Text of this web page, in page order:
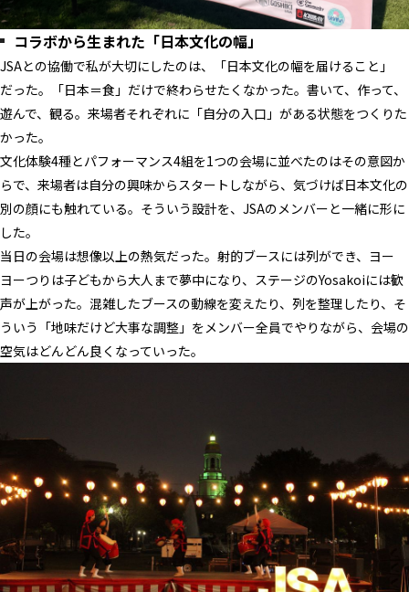
コラボから生まれた「日本文化の幅」
JSAとの協働で私が大切にしたのは、「日本文化の幅を届けること」
だった。「日本＝食」だけで終わらせたくなかった。書いて、作って、
遊んで、観る。来場者それぞれに「自分の入口」がある状態をつくりた
かった。
文化体験4種とパフォーマンス4組を1つの会場に並べたのはその意図か
らで、来場者は自分の興味からスタートしながら、気づけば日本文化の
別の顔にも触れている。そういう設計を、JSAのメンバーと一緒に形に
した。
当日の会場は想像以上の熱気だった。射的ブースには列ができ、ヨー
ヨーつりは子どもから大人まで夢中になり、ステージのYosakoiには歓
声が上がった。混雑したブースの動線を変えたり、列を整理したり、そ
ういう「地味だけど大事な調整」をメンバー全員でやりながら、会場の
空気はどんどん良くなっていった。